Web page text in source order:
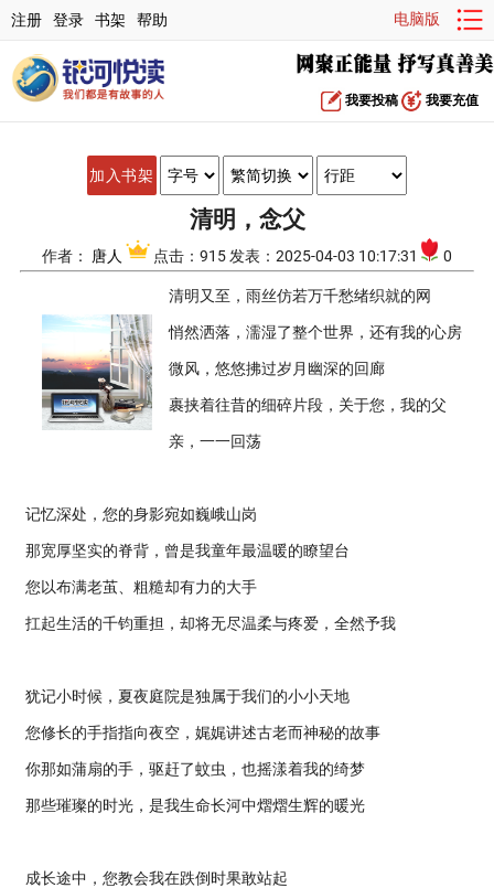
注册 登录 书架 帮助 电脑版
我要投稿 我要充值
加入书架
清明，念父
作者： 唐人 点击：915 发表：2025-04-03 10:17:31 0
清明又至，雨丝仿若万千愁绪织就的网
悄然洒落，濡湿了整个世界，还有我的心房
微风，悠悠拂过岁月幽深的回廊
裹挟着往昔的细碎片段，关于您，我的父
亲，一一回荡
记忆深处，您的身影宛如巍峨山岗
那宽厚坚实的脊背，曾是我童年最温暖的瞭望台
您以布满老茧、粗糙却有力的大手
扛起生活的千钧重担，却将无尽温柔与疼爱，全然予我
犹记小时候，夏夜庭院是独属于我们的小小天地
您修长的手指指向夜空，娓娓讲述古老而神秘的故事
你那如蒲扇的手，驱赶了蚊虫，也摇漾着我的绮梦
那些璀璨的时光，是我生命长河中熠熠生辉的暖光
成长途中，您教会我在跌倒时果敢站起